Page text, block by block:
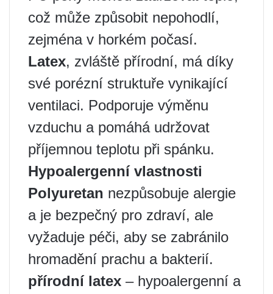
což může způsobit nepohodlí,
zejména v horkém počasí.
Latex, zvláště přírodní, má díky
své porézní struktuře vynikající
ventilaci. Podporuje výměnu
vzduchu a pomáhá udržovat
příjemnou teplotu při spánku.
Hypoalergenní vlastnosti
Polyuretan nezpůsobuje alergie
a je bezpečný pro zdraví, ale
vyžaduje péči, aby se zabránilo
hromadění prachu a bakterií.
přírodní latex – hypoalergenní a